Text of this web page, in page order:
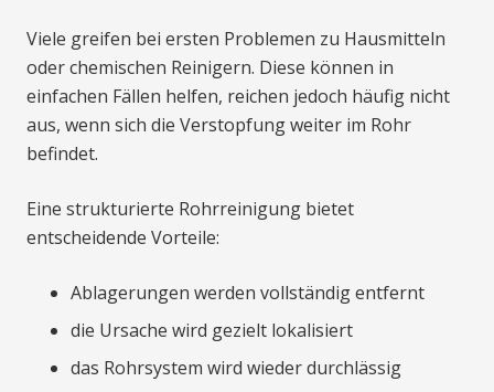
Viele greifen bei ersten Problemen zu Hausmitteln
oder chemischen Reinigern. Diese können in
einfachen Fällen helfen, reichen jedoch häufig nicht
aus, wenn sich die Verstopfung weiter im Rohr
befindet.
Eine strukturierte Rohrreinigung bietet
entscheidende Vorteile:
Ablagerungen werden vollständig entfernt
die Ursache wird gezielt lokalisiert
das Rohrsystem wird wieder durchlässig